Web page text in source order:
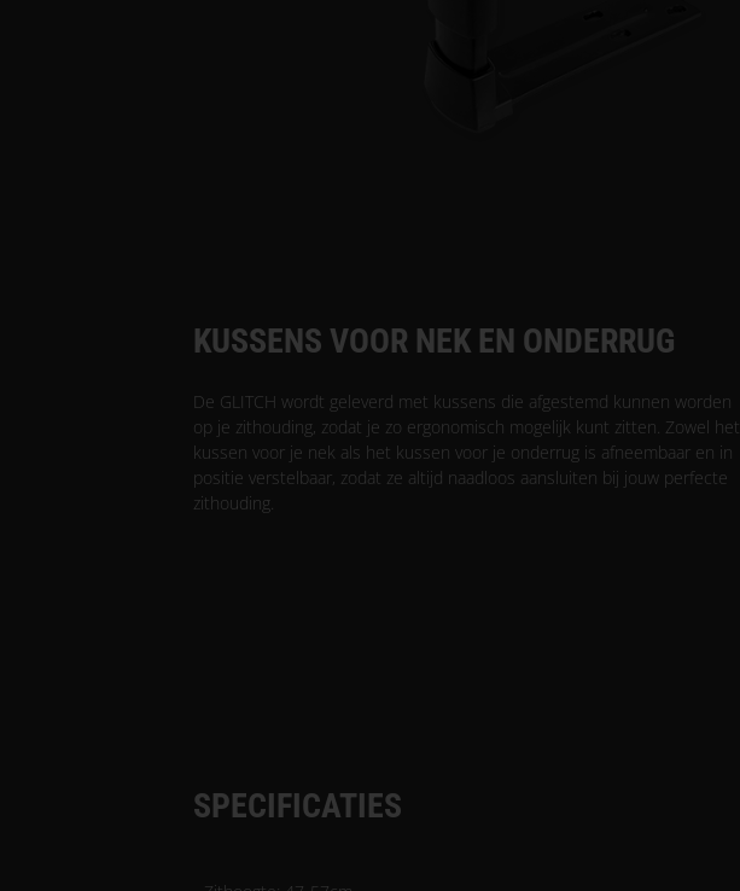
KUSSENS VOOR NEK EN ONDERRUG
De GLITCH wordt geleverd met kussens die afgestemd kunnen worden
op je zithouding, zodat je zo ergonomisch mogelijk kunt zitten. Zowel het
kussen voor je nek als het kussen voor je onderrug is afneembaar en in
positie verstelbaar, zodat ze altijd naadloos aansluiten bij jouw perfecte
zithouding.
SPECIFICATIES